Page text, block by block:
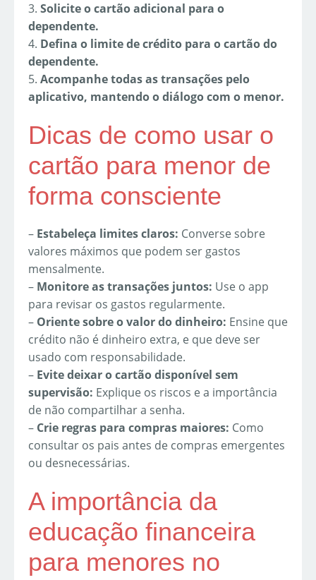
3. Solicite o cartão adicional para o
dependente.
4. Defina o limite de crédito para o cartão do
dependente.
5. Acompanhe todas as transações pelo
aplicativo, mantendo o diálogo com o menor.
Dicas de como usar o
cartão para menor de
forma consciente
– Estabeleça limites claros: Converse sobre
valores máximos que podem ser gastos
mensalmente.
– Monitore as transações juntos: Use o app
para revisar os gastos regularmente.
– Oriente sobre o valor do dinheiro: Ensine que
crédito não é dinheiro extra, e que deve ser
usado com responsabilidade.
– Evite deixar o cartão disponível sem
supervisão: Explique os riscos e a importância
de não compartilhar a senha.
– Crie regras para compras maiores: Como
consultar os pais antes de compras emergentes
ou desnecessárias.
A importância da
educação financeira
para menores no